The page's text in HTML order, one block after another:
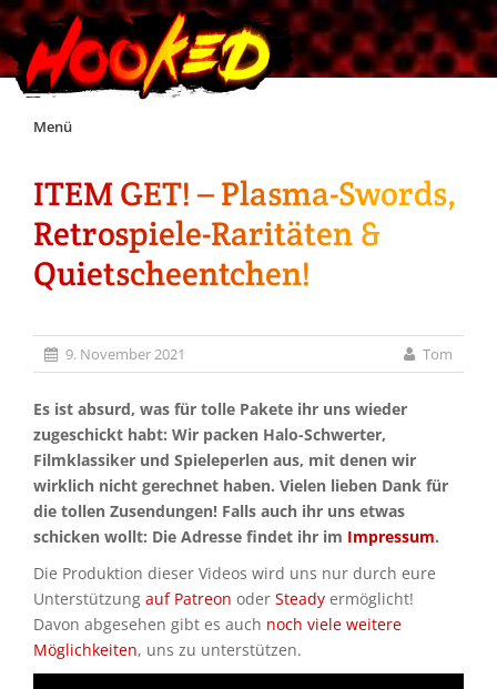
Skip
Menü
Unterstützt Hooked!
Exklusiv für Supporter*innen
Discord
ITEM GET! – Plasma-Swords,
Retrospiele-Raritäten &
Quietscheentchen!
9. November 2021 Tom
Es ist absurd, was für tolle Pakete ihr uns wieder
zugeschickt habt: Wir packen Halo-Schwerter,
Filmklassiker und Spieleperlen aus, mit denen wir
wirklich nicht gerechnet haben. Vielen lieben Dank für
die tollen Zusendungen! Falls auch ihr uns etwas
schicken wollt: Die Adresse findet ihr im Impressum.
Die Produktion dieser Videos wird uns nur durch eure
Unterstützung auf Patreon oder Steady ermöglicht!
Davon abgesehen gibt es auch noch viele weitere
Möglichkeiten, uns zu unterstützen.